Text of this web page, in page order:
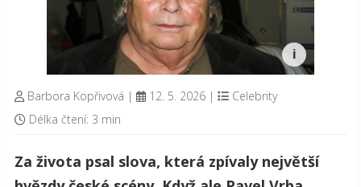
Barbora Kopřivová | 12. 5. 2026 |
Celebrity
Délka čtení: 3 min
Za života psal slova, která zpívaly největší